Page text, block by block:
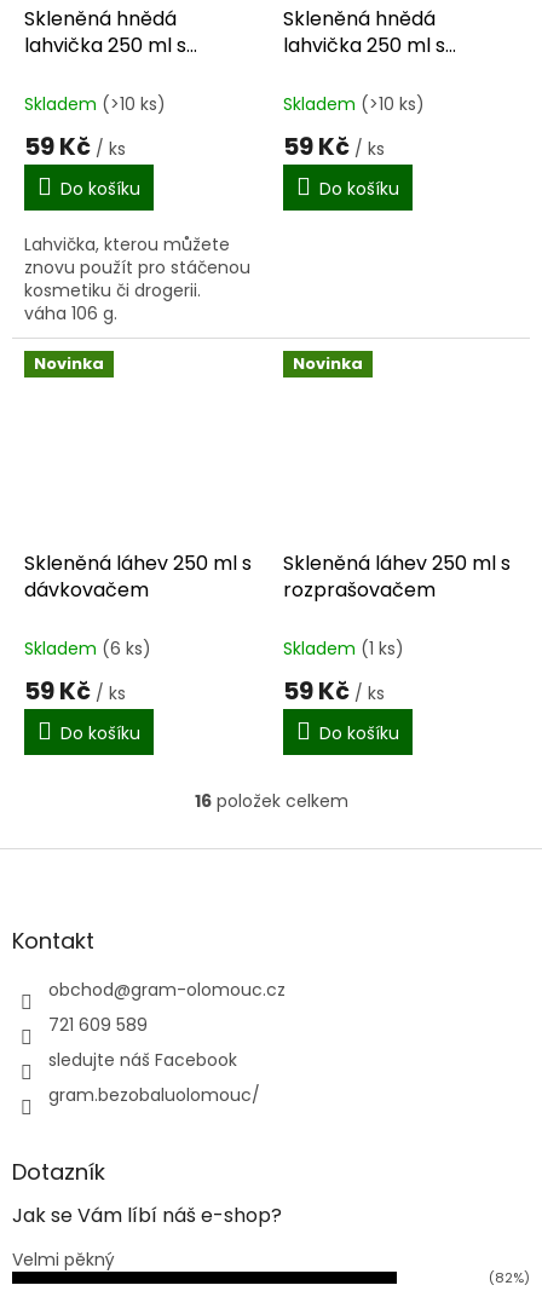
Skleněná hnědá
lahvička 250 ml s
Skladem (>10 ks)
59 Kč / ks
Do košíku
Lahvička, kterou můžete
znovu použít pro stáčenou
kosmetiku či drogerii.
váha 106 g.
Skleněná hnědá
lahvička 250 ml s
Skladem (>10 ks)
59 Kč / ks
Do košíku
Novinka
Skleněná láhev 250 ml s
dávkovačem
Skladem (6 ks)
59 Kč / ks
Do košíku
Novinka
Skleněná láhev 250 ml s
rozprašovačem
Skladem (1 ks)
59 Kč / ks
Do košíku
O
l
p
s
u
16položek celkem
Z
aKontakt
obchod@gram-olomouc.cz
721 609 589
sledujte náš Facebook
gram.bezobaluolomouc/
Dotazník
Jak se Vám líbí náš e-shop?
Velmi pěkný
(82%)